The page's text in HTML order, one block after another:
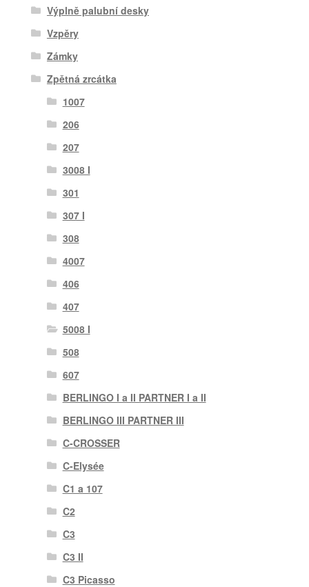
Výplně palubní desky
Vzpěry
Zámky
Zpětná zrcátka
1007
206
207
3008 I
301
307 I
308
4007
406
407
5008 I
508
607
BERLINGO I a II PARTNER I a II
BERLINGO III PARTNER III
C-CROSSER
C-Elysée
C1 a 107
C2
C3
C3 II
C3 Picasso